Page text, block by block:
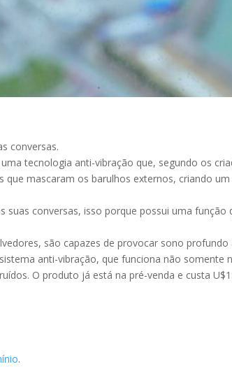
conversas.
tecnologia anti-vibração que, segundo os
mascaram os barulhos externos, criando
conversas, isso porque possui uma função
são capazes de provocar sono
anti-vibração, que funciona não somente
O produto já está na pré-venda e custa
.